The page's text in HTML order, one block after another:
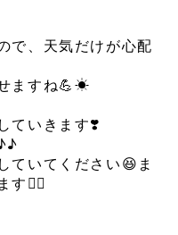
で、天気だけが心配
ますね💪☀
ていきます❣️
ていてください😆 ま
す🙆‍♀️